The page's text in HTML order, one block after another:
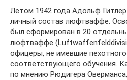
Летом 1942 года Адольф
личный состав люфтваффе.
был сформирован в 20
люфтваффе
офицеры, не имевшие
соответствующего обучения.
по мнению Рюдигера